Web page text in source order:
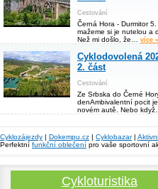
Cestování
Černá Hora - Durmitor
mažeme si je nutelou a
Než mi došlo, že… více »
Cyklodovolená
2. část
Cestování
Ze Srbska do Černé
denAmbivalentní pocit
novém autě. Nebo
Cyklozájezdy | Dokempu.cz | Cyklobazar|
Perfektní funkční oblečení pro vaše sportovní
Cykloturistika